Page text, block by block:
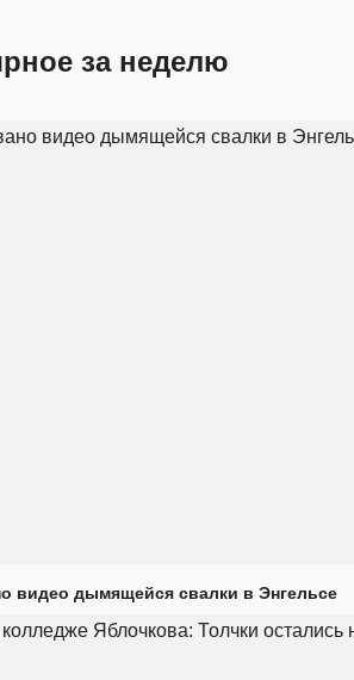
за неделю
видео дымящейся свалки в Энгельсе